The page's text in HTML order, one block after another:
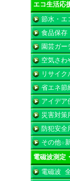
エコ生活応
節水・エ
食品保存
園芸ガー
空気さわ
リサイク
省エネ節
アイデア
災害対策
防犯安全
その他☆
電磁波測定
電磁波